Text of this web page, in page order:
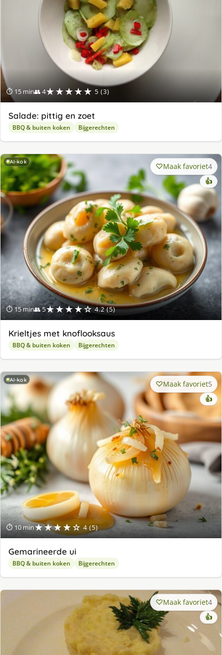
⏱ 15 min👥 4★★★★★ 5 (3)
Salade: pittig en zoet
BBQ & buiten koken Bijgerechten
AI-kok
⏱ 15 min👥 5★★★★☆ 4.2 (5)
Maak favoriet4
👍
Krieltjes met knoflooksaus
BBQ & buiten koken Bijgerechten
AI-kok
⏱ 10 min★★★★☆ 4 (5)
Maak favoriet5
👍
Gemarineerde ui
BBQ & buiten koken Bijgerechten
Maak favoriet4
👍